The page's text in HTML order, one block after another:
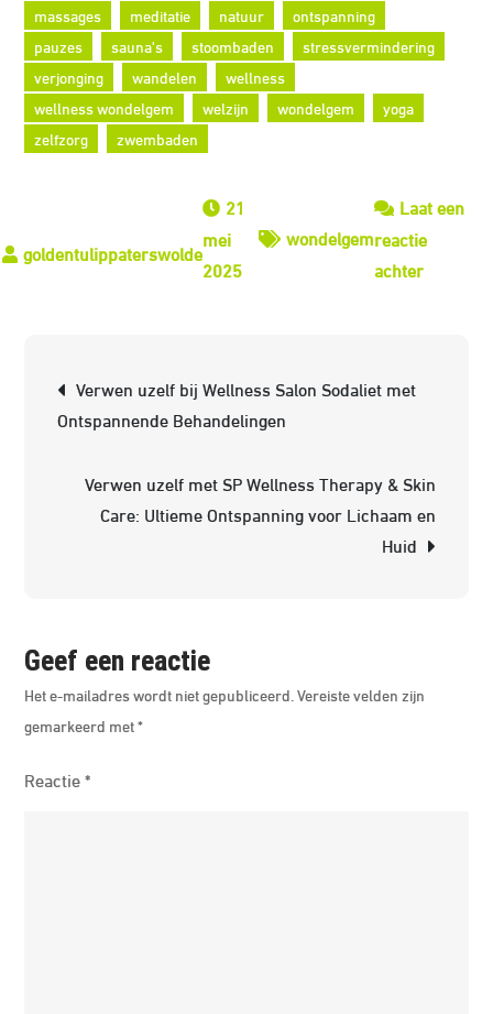
massages
meditatie natuur
ontspanning
pauzes
sauna's stoombaden
stressvermindering
verjonging
wandelen
wellness
wellness wondelgem
welzijn wondelgem
yoga
zelfzorg
zwembaden
21
mei
2025
wondelgem
Laat een
reactie
achterop
Verwen uzelf bij Wellness Salon Sodaliet met
Ontspannende Behandelingen
Verwen uzelf met SP Wellness Therapy & Skin
Care: Ultieme Ontspanning voor Lichaam en
Huid
Geef een reactie
Het e-mailadres wordt niet gepubliceerd. Vereiste velden zijn
gemarkeerd met*
Reactie*